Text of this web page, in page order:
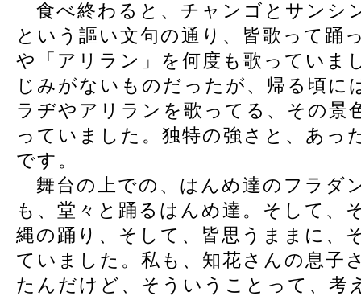
食べ終わると、チャンゴとサンシ
という謳い文句の通り、皆歌って踊
や「アリラン」を何度も歌っていま
じみがないものだったが、帰る頃に
ラヂやアリランを歌ってる、その景
っていました。独特の強さと、あっ
です。
舞台の上での、はんめ達のフラダ
も、堂々と踊るはんめ達。そして、
縄の踊り、そして、皆思うままに、
ていました。私も、知花さんの息子
たんだけど、そういうことって、考